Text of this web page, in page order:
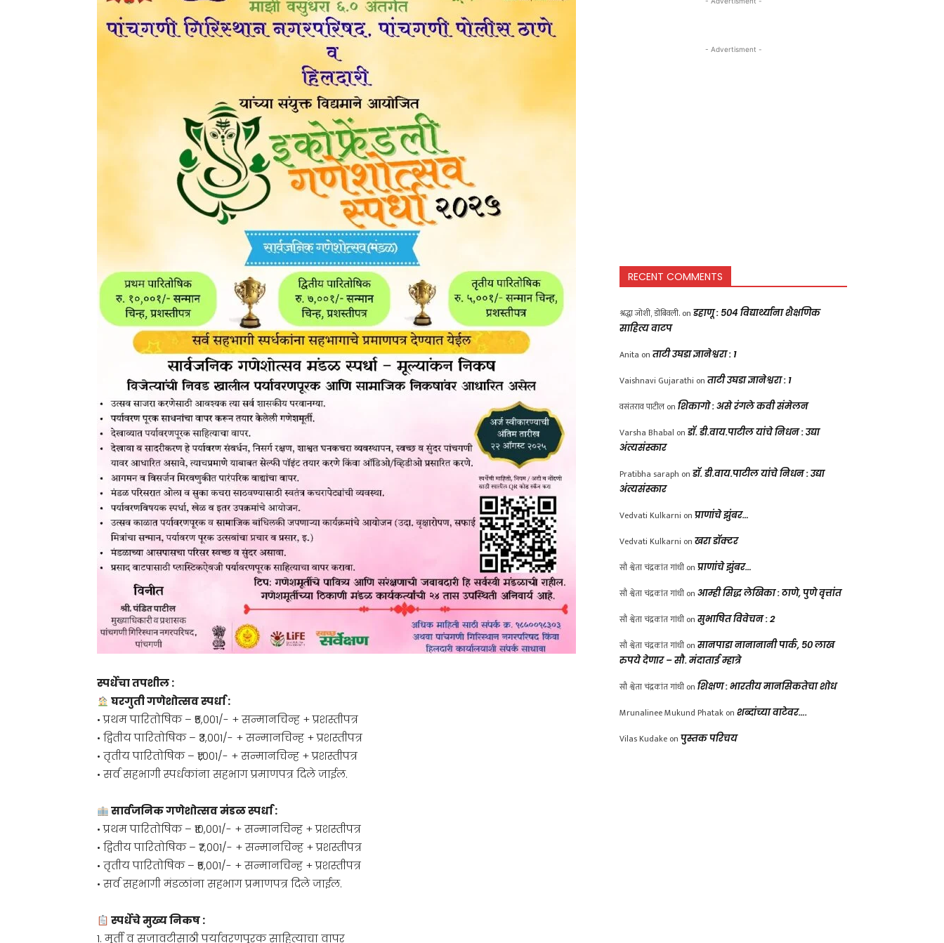
स्पर्धेचा तपशील :
घरगुती गणेशोत्सव स्पर्धा :
• प्रथम पारितोषिक – ₹5,001/- + सन्मानचिन्ह + प्रशस्तीपत्र
• द्वितीय पारितोषिक – ₹3,001/- + सन्मानचिन्ह + प्रशस्तीपत्र
• तृतीय पारितोषिक – ₹1,001/- + सन्मानचिन्ह + प्रशस्तीपत्र
• सर्व सहभागी स्पर्धकांना सहभाग प्रमाणपत्र दिले जाईल.
सार्वजनिक गणेशोत्सव मंडळ स्पर्धा :
• प्रथम पारितोषिक – ₹10,001/- + सन्मानचिन्ह + प्रशस्तीपत्र
• द्वितीय पारितोषिक – ₹7,001/- + सन्मानचिन्ह + प्रशस्तीपत्र
• तृतीय पारितोषिक – ₹5,001/- + सन्मानचिन्ह + प्रशस्तीपत्र
• सर्व सहभागी मंडळांना सहभाग प्रमाणपत्र दिले जाईल.
स्पर्धेचे मुख्य निकष :
1. मूर्ती व सजावटीसाठी पर्यावरणपूरक साहित्याचा वापर
- Advertisment -
RECENT COMMENTS
श्रद्धा जोशी, डोंबिवली. on डहाणू : ५०४ विद्यार्थ्यांना शैक्षणिक
साहित्य वाटप
Anita on ताटी उघडा ज्ञानेश्वरा : 1
Vaishnavi Gujarathi on ताटी उघडा ज्ञानेश्वरा : 1
वसंतराव पाटील on शिकागो : असे रंगले कवी संमेलन
Varsha Bhabal on डॉ. डी.वाय.पाटील यांचे निधन : उद्या
अंत्यसंस्कार
Pratibha saraph on डॉ. डी.वाय.पाटील यांचे निधन : उद्या
अंत्यसंस्कार
Vedvati Kulkarni on प्राणांचे झुंबर…
Vedvati Kulkarni on खरा डॉक्टर
सौ श्वेता चंद्रकांत गांधी on प्राणांचे झुंबर…
सौ श्वेता चंद्रकांत गांधी on आम्ही सिद्ध लेखिका : ठाणे, पुणे वृत्तांत
सौ श्वेता चंद्रकांत गांधी on सुभाषित विवेचन : 2
सौ श्वेता चंद्रकांत गांधी on सानपाडा नानानानी पार्क, ५० लाख
रुपये देणार – सौ. मंदाताई म्हात्रे
सौ श्वेता चंद्रकांत गांधी on शिक्षण : भारतीय मानसिकतेचा शोध
Mrunalinee Mukund Phatak on शब्दांच्या वाटेवर….
Vilas Kudake on पुस्तक परिचय